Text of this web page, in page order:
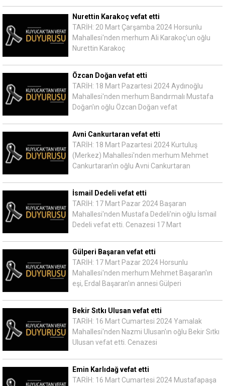
Nurettin Karakoç vefat etti
TARİH: 20 Mart Çarşamba 2024 Horsunlu
Mahallesi'nden merhum Ali Karakoç'un oğlu
Nurettin Karakoç
Özcan Doğan vefat etti
TARİH: 18 Mart Pazartesi 2024 Aydınoğlu
Mahallesi'nden merhum Bandırmalı Mustafa
Doğan'ın oğlu Özcan Doğan vefat
Avni Cankurtaran vefat etti
TARİH: 18 Mart Pazartesi 2024 Kurtuluş
(Merkez) Mahallesi'nden merhum Mehmet
Cankurtaran'ın oğlu Avni Cankurtaran
İsmail Dedeli vefat etti
TARİH: 17 Mart Pazar 2024 Başaran
Mahallesi'nden Mustafa Dedeli'nin oğlu İsmail
Dedeli vefat etti. Cenazesi 17 Mart
Gülperi Başaran vefat etti
TARİH: 17 Mart Pazar 2024 Horsunlu
Mahallesi'nden merhum Mehmet Başaran'ın
eşi, Erdal Başaran'ın annesi Gülperi
Bekir Sıtkı Ulusan vefat etti
TARİH: 16 Mart Cumartesi 2024 Yamalak
Mahallesi'nden Nazmi Ulusan'ın oğlu Bekir Sıtkı
Ulusan vefat etti. Cenazesi
Emin Karlıdağ vefat etti
TARİH: 16 Mart Cumartesi 2024 Mustafapaşa